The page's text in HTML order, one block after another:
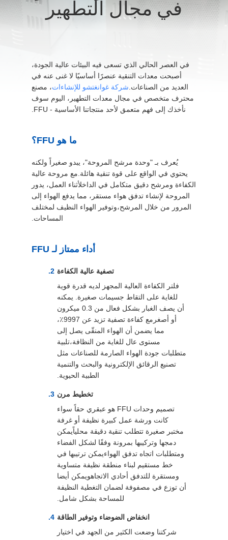
المصنع
الحالات
في مجال التطهير
في العصر الحالي الذي تسعى فيه البيئات عالية الجودة،
أصبحت معدات التنقية عنصرًا أساسيًا لا غنى عنه في
العديد من الصناعات. شركة غوانغتشو للإنشاءات، مصنع
محترف متخصص في مجال معدات التطهير، اليوم سوف
نأخذك إلى فهم متعمق لأحد منتجاتنا الأساسية - FFU.
ما هو FFU؟
يُعرف بـ "وحدة مرشح المروحة"، يبدو صغيراً ولكنه
يحتوي في الواقع على قوة تنقية هائلة.مع مروحة عالية
الكفاءة ومرشح دقيق متكامل في الداخلأثناء العمل، يدور
المروحة لإنشاء تدفق هواء مستقر، مما يدفع الهواء إلى
المرور من خلال المرشح،وتوفير الهواء النظيف لمختلف
المساحات.
أداء ممتاز لـ FFU
تصفية عالية الكفاءة
فلتر الكفاءة العالية المجهز لديه قدرة قوية
للغاية على التقاط جسيمات صغيرة. يمكنه
أن يصف الغبار بشكل فعال من 0.3 ميكرون
أو أصغرمع كفاءة تصفية تزيد عن 9997٪،
مما يضمن أن الهواء المنقّى يصل إلى
مستوى عال للغاية من النظافة،تلبية
متطلبات جودة الهواء الصارمة للصناعات مثل
تصنيع الرقائق الإلكترونية والبحث والتنمية
الطبية الحيوية.
تخطيط مرن
تصميم وحدات FFU هو عبقري حقاً سواء
كانت ورشة عمل كبيرة نظيفة أو غرفة
مختبر صغيرة تتطلب تنقية دقيقة محلياًيمكن
دمجها وتركيبها بمرونة وفقًا لشكل الفضاء
ومتطلبات اتجاه تدفق الهواءيمكن ترتيبها في
خط مستقيم لبناء منطقة نظيفة متساوية
ومستقرة للتدفق أحادي الاتجاهويمكن أيضا
أن توزع في مصفوفة لضمان التغطية النظيفة
للمساحة بشكل شامل.
انخفاض الضوضاء وتوفير الطاقة
شركتنا وضعت الكثير من الجهد في اختيار